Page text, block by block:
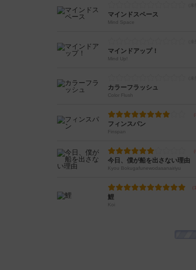
マインドスペース
Mind Space
マインドアップ！
Mind Up!
カラーフラッシュ
Color Flush
フィンスパン
Finspan
今日、僕が船を出さない理由
Kyou Bokugafunewodasanairiyu
鯉
Koi